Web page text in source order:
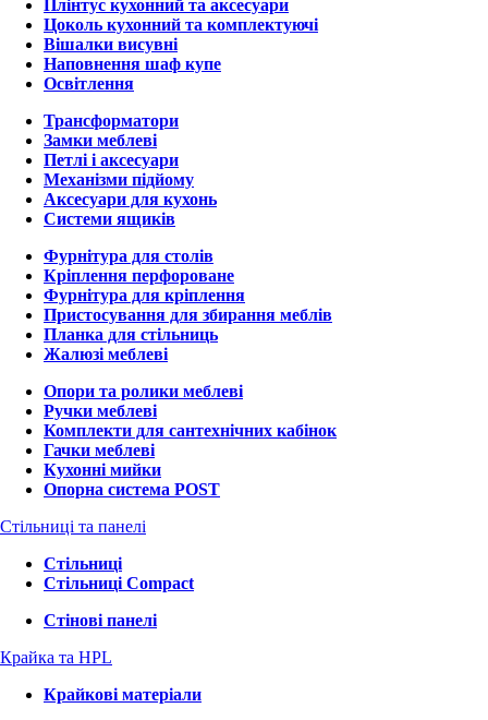
Плінтус кухонний та аксесуари
Цоколь кухонний та комплектуючі
Вішалки висувні
Наповнення шаф купе
Освітлення
Трансформатори
Замки меблеві
Петлі і аксесуари
Механізми підйому
Аксесуари для кухонь
Системи ящиків
Фурнітура для столів
Кріплення перфороване
Фурнітура для кріплення
Пристосування для збирання меблів
Планка для стільниць
Жалюзі меблеві
Опори та ролики меблеві
Ручки меблеві
Комплекти для сантехнічних кабінок
Гачки меблеві
Кухонні мийки
Опорна система POST
Стільниці та панелі
Стільниці
Стільниці Compact
Стінові панелі
Крайка та HPL
Крайкові матеріали